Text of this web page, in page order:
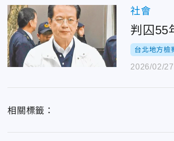
社會
判囚55
台北地方檢
2026/02/
相關標籤：